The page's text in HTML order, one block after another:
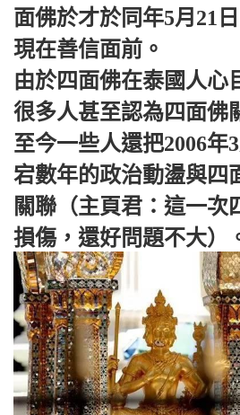
面佛於才於同年5月21
現在善信面前。
由於四面佛在泰國人心
很多人甚至認為四面佛
至今一些人還把2006年
宕數年的政治動盪與四
關聯（主頁君：這一次
損傷，還好問題不大）